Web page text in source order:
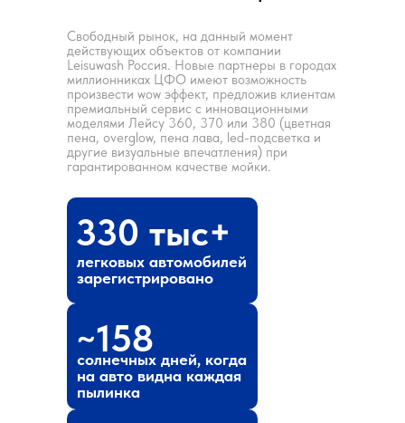
По результатам встречи мы составим
предложение
Свободный рынок, на данный момент
действующих объектов от компании
Leisuwash Россия. Новые партнеры в городах
миллионниках ЦФО имеют возможность
произвести wow эффект, предложив клиентам
премиальный сервис с инновационными
моделями Лейсу 360, 370 или 380 (цветная
пена, overglow, пена лава, led-подсветка и
другие визуальные впечатления) при
гарантированном качестве мойки.
легковых автомобилей
зарегистрировано
330 тыс+
солнечных дней, когда
на авто видна каждая
пылинка
~158